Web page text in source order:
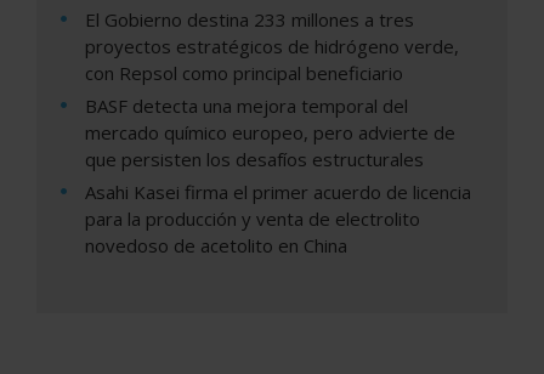
El Gobierno destina 233 millones a tres
proyectos estratégicos de hidrógeno verde,
con Repsol como principal beneficiario
BASF detecta una mejora temporal del
mercado químico europeo, pero advierte de
que persisten los desafíos estructurales
Asahi Kasei firma el primer acuerdo de licencia
para la producción y venta de electrolito
novedoso de acetolito en China